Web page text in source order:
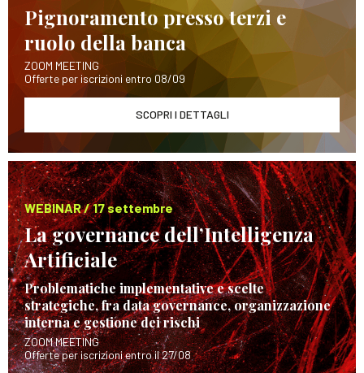
Pignoramento presso terzi e
ruolo della banca
ZOOM MEETING
Offerte per iscrizioni entro 08/09
SCOPRI I DETTAGLI
WEBINAR / 17 settembre
La governance dell’Intelligenza
Artificiale
Problematiche implementative e scelte
strategiche, fra data governance, organizzazione
interna e gestione dei rischi
ZOOM MEETING
Offerte per iscrizioni entro il 27/08